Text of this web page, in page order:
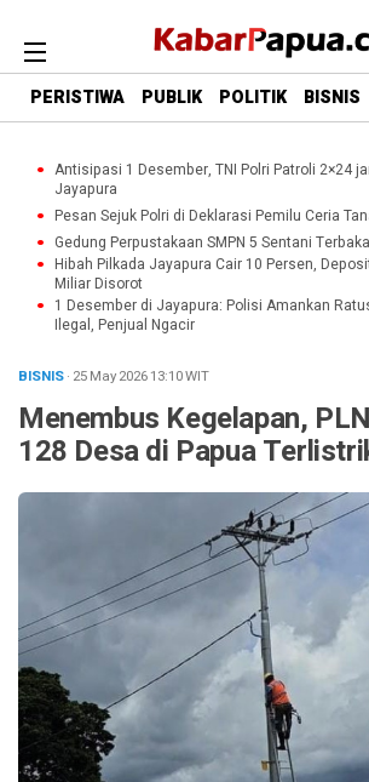
PERISTIWA PUBLIK POLITIK BISNIS
Antisipasi 1 Desember, TNI Polri Patroli 2×24
Jayapura
Pesan Sejuk Polri di Deklarasi Pemilu Ceria
Gedung Perpustakaan SMPN 5 Sentani
Hibah Pilkada Jayapura Cair 10 Persen,
Miliar Disorot
1 Desember di Jayapura: Polisi Amankan
Ilegal, Penjual Ngacir
BISNIS· 25 May 202613:10WIT
Menembus Kegelapan,
128 Desa di Papua